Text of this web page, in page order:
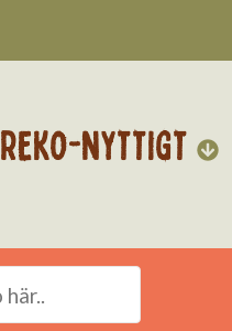
REKO-NYTTIGT